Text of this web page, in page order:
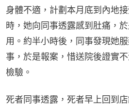
身體不適，計劃本月底到內地
時，她向同事透露感到肚痛，
用。約半小時後，同事發現她
事，於是報案，惜送院後證實
檢驗。
死者同事透露，死者早上回到